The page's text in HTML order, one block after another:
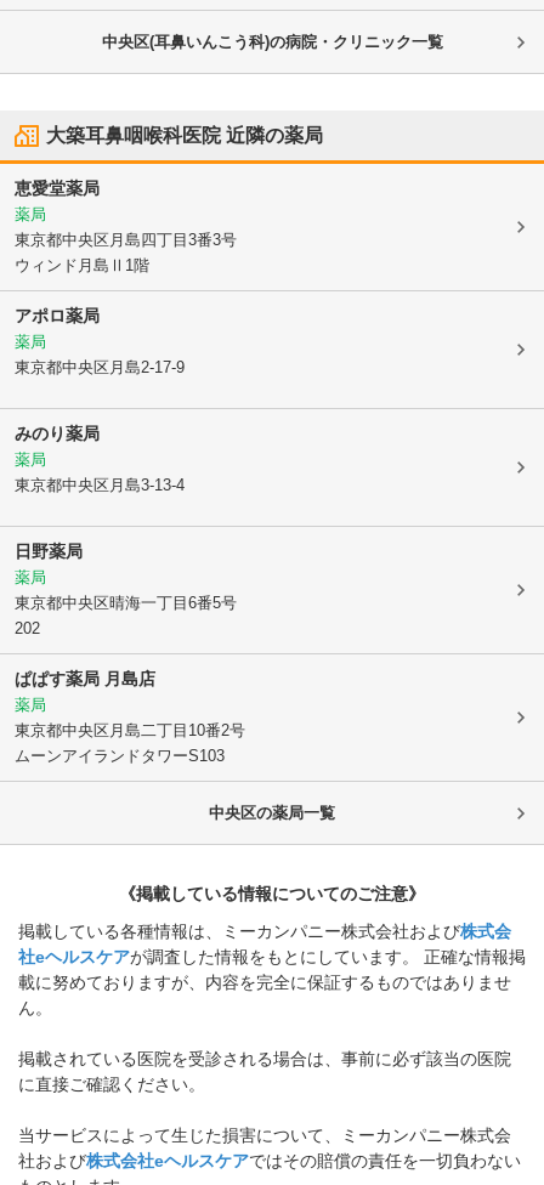
中央区(耳鼻いんこう科)の病院・クリニック一覧
大築耳鼻咽喉科医院近隣の薬局
恵愛堂薬局
薬局
東京都中央区 月島四丁目3番3号
ウィンド月島Ⅱ1階
アポロ薬局
薬局
東京都中央区 月島2-17-9
みのり薬局
薬局
東京都中央区 月島3-13-4
日野薬局
薬局
東京都中央区晴海一丁目6番5号
202
ぱぱす薬局 月島店
薬局
東京都中央区 月島二丁目10番2号
ムーンアイランドタワーS103
中央区の薬局一覧
《掲載している情報についてのご注意》
掲載している各種情報は、ミーカンパニー株式会社および株式会
社eヘルスケアが調査した情報をもとにしています。 正確な情報掲
載に努めておりますが、内容を完全に保証するものではありませ
ん。
掲載されている医院を受診される場合は、事前に必ず該当の医院
に直接ご確認ください。
当サービスによって生じた損害について、ミーカンパニー株式会
社および株式会社eヘルスケアではその賠償の責任を一切負わない